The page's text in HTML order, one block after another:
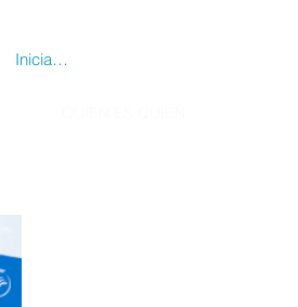
Iniciar sesión